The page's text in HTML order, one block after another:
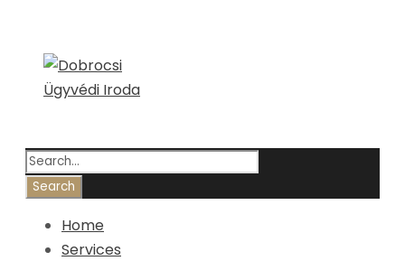
Home
Services